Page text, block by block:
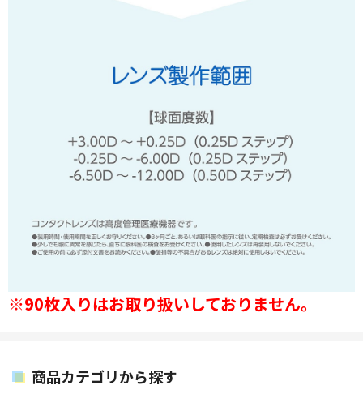
※90枚入りはお取り扱いしておりません。
商品カテゴリから探す